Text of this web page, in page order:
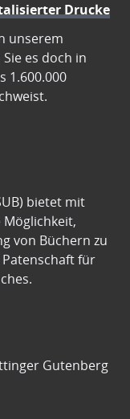
Drucke
unserem
es doch in
1.600.000
bietet mit
Möglichkeit,
von Büchern zu
für
Gutenberg